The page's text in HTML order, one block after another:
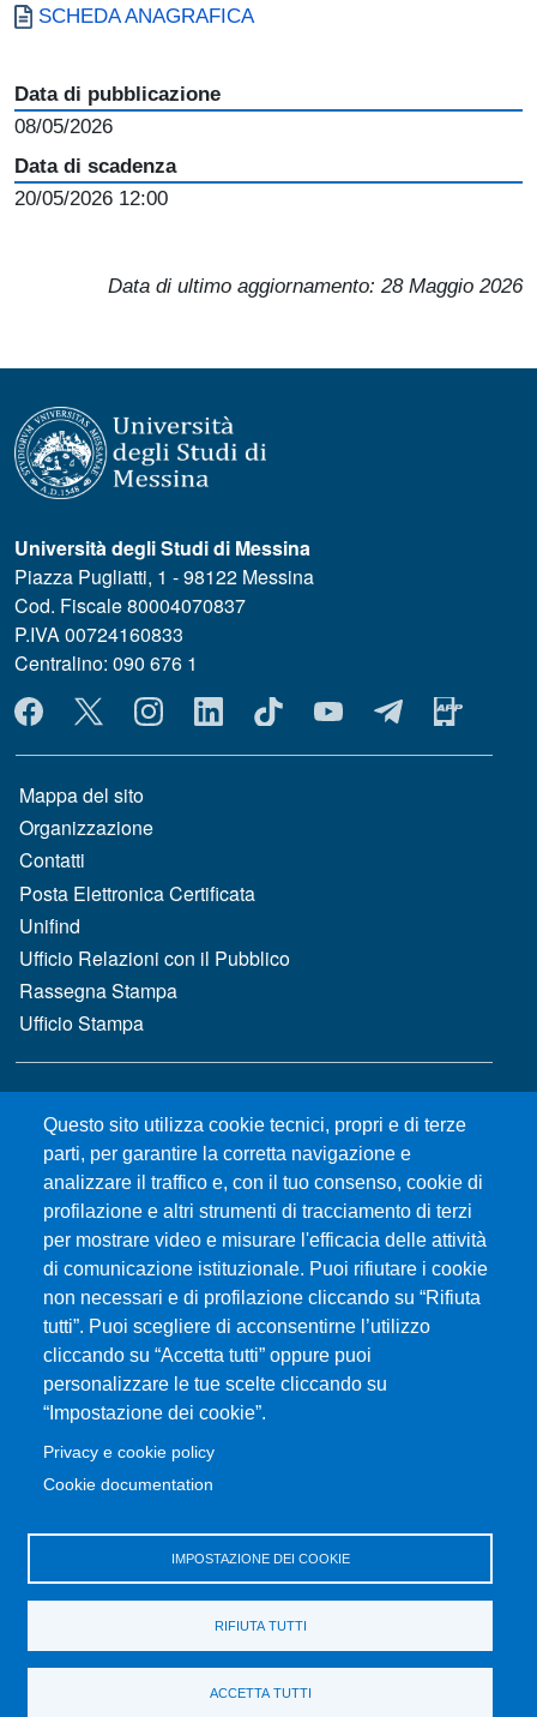
Document
SCHEDA ANAGRAFICA
Data di pubblicazione
08/05/2026
Data di scadenza
20/05/2026 12:00
Data di ultimo aggiornamento: 28 Maggio 2026
Questo sito utilizza cookie tecnici, propri e di terze
parti, per garantire la corretta navigazione e
analizzare il traffico e, con il tuo consenso, cookie di
profilazione e altri strumenti di tracciamento di terzi
per mostrare video e misurare l'efficacia delle attività
di comunicazione istituzionale. Puoi rifiutare i cookie
non necessari e di profilazione cliccando su “Rifiuta
tutti”. Puoi scegliere di acconsentirne l’utilizzo
cliccando su “Accetta tutti” oppure puoi
personalizzare le tue scelte cliccando su
“Impostazione dei cookie”.
Privacy e cookie policy
Cookie documentation
IMPOSTAZIONE DEI COOKIE
RIFIUTA TUTTI
ACCETTA TUTTI
Università degli Studi di Messina
Piazza Pugliatti, 1 - 98122 Messina
Cod. Fiscale 80004070837
P.IVA 00724160833
Centralino: 090 676 1
MENÙ SOCIAL
MENÙ FOOTER 1
Mappa del sito
Organizzazione
Contatti
Posta Elettronica Certificata
Unifind
Ufficio Relazioni con il Pubblico
Rassegna Stampa
Ufficio Stampa
MENÙ FOOTER 2
Gare d'appalto
Albo online
CIAM - Servizi Informatici
Brand Identity
Elenco siti tematici
Servizi per Disabilità e DSA
Sostieni Unime
Performance - trasparenza
Amministrazione trasparente
Note Legali
Atti di notifica
Pianificazione strategica
Privacy e cookie policy
Rivedi le tue scelte sui cookie
Dati di monitoraggio